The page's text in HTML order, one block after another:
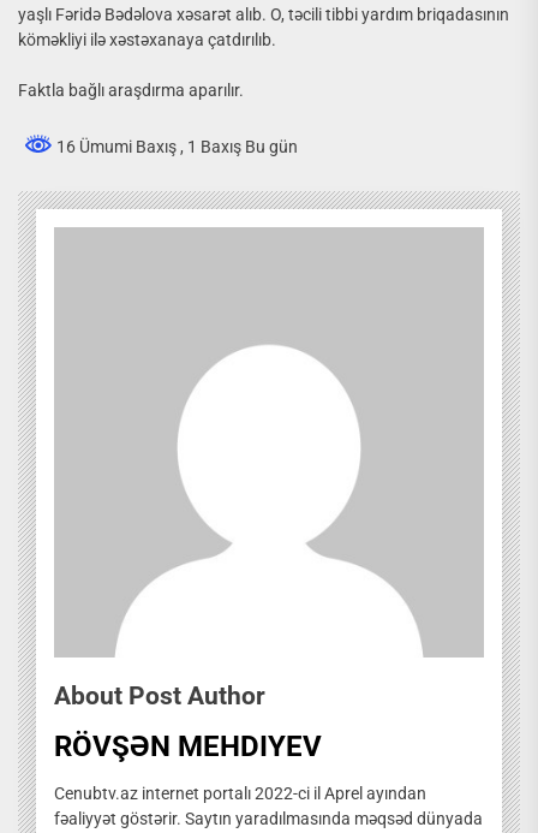
yaşlı Fəridə Bədəlova xəsarət alıb. O, təcili tibbi yardım briqadasının
köməkliyi ilə xəstəxanaya çatdırılıb.
Faktla bağlı araşdırma aparılır.
16 Ümumi Baxış , 1 Baxış Bu gün
About Post Author
RÖVŞƏN MEHDIYEV
Cenubtv.az internet portalı 2022-ci il Aprel ayından
fəaliyyət göstərir. Saytın yaradılmasında məqsəd dünyada